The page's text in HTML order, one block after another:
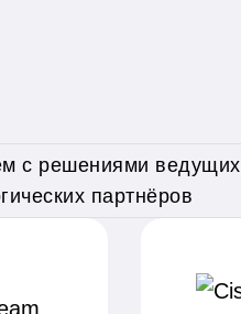
с решениями ведущих
партнёров